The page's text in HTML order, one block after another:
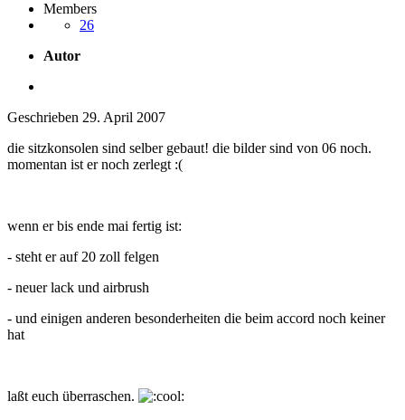
Members
26
Autor
Geschrieben 29. April 2007
die sitzkonsolen sind selber gebaut! die bilder sind von 06 noch.
momentan ist er noch zerlegt :(
wenn er bis ende mai fertig ist:
- steht er auf 20 zoll felgen
- neuer lack und airbrush
- und einigen anderen besonderheiten die beim accord noch keiner
hat
laßt euch überraschen.